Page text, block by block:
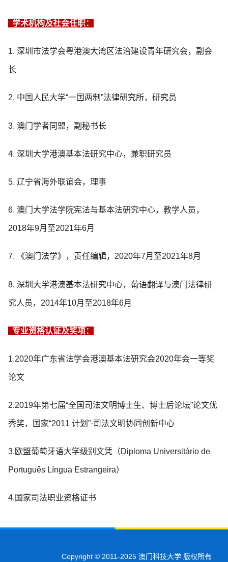
学术机构及社会任职：
1. 深圳市法学会粤港澳大湾区法治建设青年研究会，副会
长
2. 中国人民大学“一国两制”法律研究所，研究员
3. 澳门学者同盟，副秘书长
4. 深圳大学港澳基本法研究中心，兼职研究员
5. 辽宁省海外联谊会，理事
6. 澳门大学法学院宪法与基本法研究中心，教学人员，
2018年9月至2021年6月
7. 《澳门法学》，责任编辑，2020年7月至2021年8月
8. 深圳大学港澳基本法研究中心，葡语翻译与澳门法律研
究人员，2014年10月至2018年6月
专业资格认证及奖项：
1.2020年广东省法学会港澳基本法研究会2020年会一等奖
论文
2.2019年第七届“全国司法文明博士生、博士后论坛”论文优
秀奖，国家“2011 计划”·司法文明协同创新中心
3.欧盟葡萄牙语大学级别文凭（Diploma Universitário de
Português Língua Estrangeira）
4.国家司法职业资格证书
Copyright © 2011-2025 澳门科技大学 版权所有